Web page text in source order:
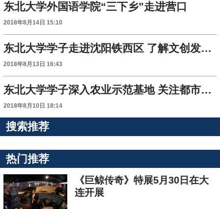
东北大学外国语学院“三下乡”走进营口
2018年8月14日 15:10
东北大学学子走进沈阳铁西区 了解文创发展现状
2018年8月13日 16:43
东北大学学子深入农业示范基地 关注都市农业大发展
2018年8月10日 18:14
搜索推荐
热门推荐
《巨鲸传奇》特展5月30日在大
连开展